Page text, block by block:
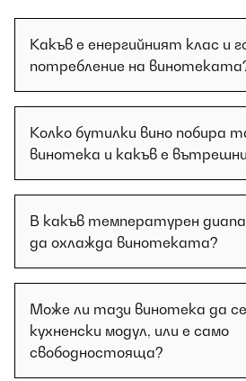
Какъв е енергийният клас и
потребление на
Колко бутилки вино побира
винотека и какъв е
В какъв температурен
да охлажда винотеката?
Може ли тази винотека да
кухненски модул, или е само
свободностояща?